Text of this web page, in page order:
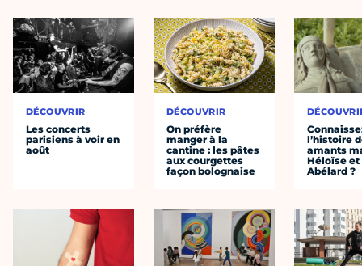
DÉCOUVRIR
Les concerts
parisiens à voir en
août
DÉCOUVRIR
On préfère
manger à la
cantine : les pâtes
aux courgettes
façon bolognaise
l’histoire
amants
Héloïse et
Abélard ?